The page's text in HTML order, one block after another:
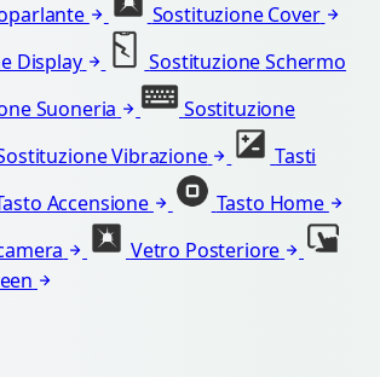
Sostituzione Cover
Display
Sostituzione Schermo
Suoneria
Sostituzione
Vibrazione
Tasti
Accensione
Tasto Home
Vetro Posteriore